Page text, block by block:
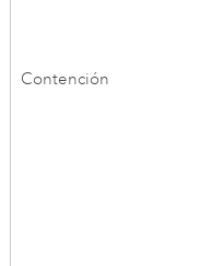
Contención